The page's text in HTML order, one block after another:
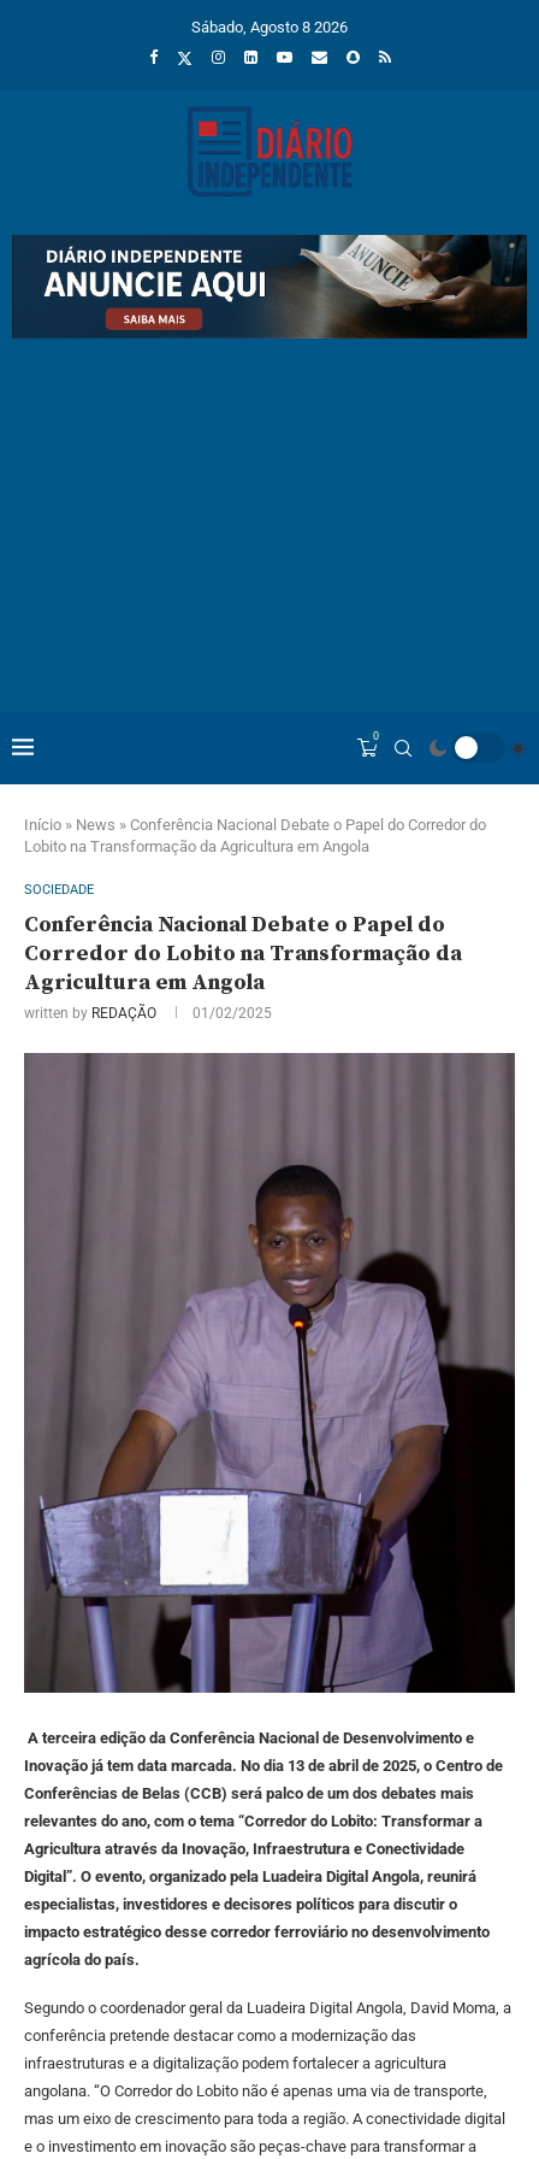
Sábado, Agosto 8 2026
0
Início » News » Conferência Nacional Debate o Papel do Corredor do
Lobito na Transformação da Agricultura em Angola
SOCIEDADE
Conferência Nacional Debate o Papel do
Corredor do Lobito na Transformação da
Agricultura em Angola
written by REDAÇÃO 01/02/2025
A terceira edição da Conferência Nacional de Desenvolvimento e
Inovação já tem data marcada. No dia 13 de abril de 2025, o Centro de
Conferências de Belas (CCB) será palco de um dos debates mais
relevantes do ano, com o tema “Corredor do Lobito: Transformar a
Agricultura através da Inovação, Infraestrutura e Conectividade
Digital”. O evento, organizado pela Luadeira Digital Angola, reunirá
especialistas, investidores e decisores políticos para discutir o
impacto estratégico desse corredor ferroviário no desenvolvimento
agrícola do país.
Segundo o coordenador geral da Luadeira Digital Angola, David Moma, a
conferência pretende destacar como a modernização das
infraestruturas e a digitalização podem fortalecer a agricultura
angolana. “O Corredor do Lobito não é apenas uma via de transporte,
mas um eixo de crescimento para toda a região. A conectividade digital
e o investimento em inovação são peças-chave para transformar a